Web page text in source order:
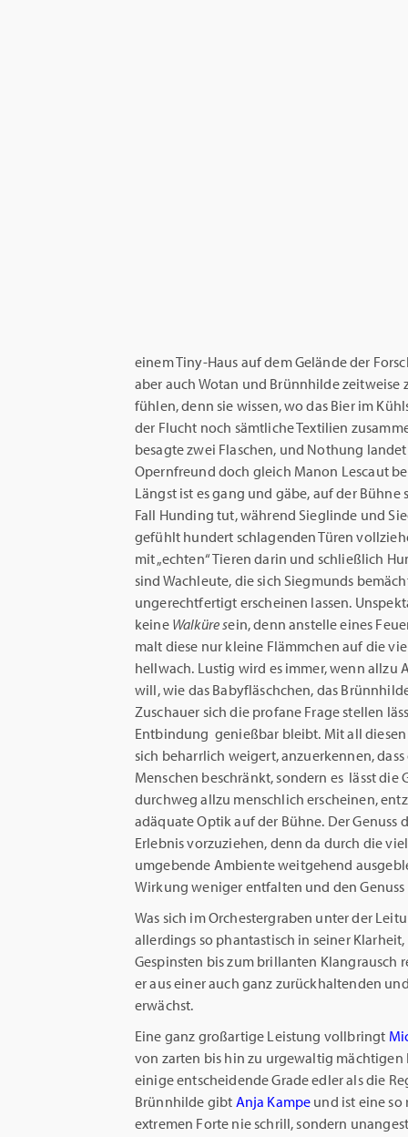
einem Tiny-Haus auf dem Gelände der
aber auch Wotan und Brünnhilde zeitweise
fühlen, denn sie wissen, wo das Bier im
der Flucht noch sämtliche Textilien
besagte zwei Flaschen, und Nothung
Opernfreund doch gleich Manon Lescaut
Längst ist es gang und gäbe, auf der
Fall Hunding tut, während Sieglinde und
gefühlt hundert schlagenden Türen
mit „echten“ Tieren darin und schließlich
sind Wachleute, die sich Siegmunds
ungerechtfertigt erscheinen lassen.
keine Walküre sein, denn anstelle eines
malt diese nur kleine Flämmchen auf die
hellwach. Lustig wird es immer, wenn
will, wie das Babyfläschchen, das
Zuschauer sich die profane Frage stellen
Entbindung genießbar bleibt. Mit all
sich beharrlich weigert, anzuerkennen,
Menschen beschränkt, sondern es lässt
durchweg allzu menschlich erscheinen,
adäquate Optik auf der Bühne. Der
Erlebnis vorzuziehen, denn da durch die
umgebende Ambiente weitgehend
Wirkung weniger entfalten und den
Was sich im Orchestergraben unter der
allerdings so phantastisch in seiner
Gespinsten bis zum brillanten Klangrausch
er aus einer auch ganz zurückhaltenden
erwächst.
Eine ganz großartige Leistung vollbringt
von zarten bis hin zu urgewaltig mächtigen
einige entscheidende Grade edler als die
Brünnhilde gibt Anja Kampe und ist eine so
extremen Forte nie schrill, sondern